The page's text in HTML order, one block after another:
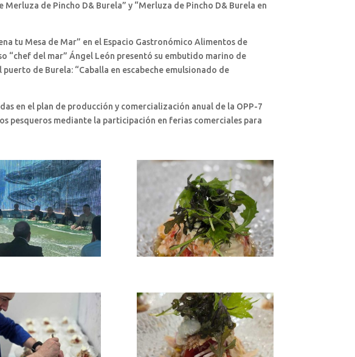
de Pincho D& Burela” y “Merluza de Pincho D& Burela en
tu Mesa de Mar” en el Espacio Gastronómico Alimentos de
“chef del mar” Ángel León presentó su embutido marino de
de Burela: “Caballa en escabeche emulsionado de
en el plan de producción y comercialización anual de la OPP-7
pesqueros mediante la participación en ferias comerciales para